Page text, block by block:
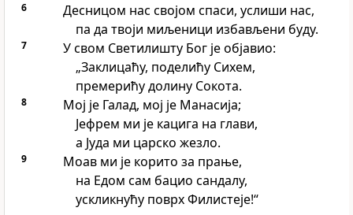
6
Десницом нас својом спаси, услиши нас,
па да твоји миљеници избављени буду.
7
У свом Светилишту Бог је објавио:
„Заклицаћу, поделићу Сихем,
премерићу долину Сокота.
8
Мој је Галад, мој је Манасија;
Јефрем ми је кацига на глави,
а Јуда ми царско жезло.
9
Моав ми је корито за прање,
на Едом сам бацио сандалу,
ускликнућу поврх Филистеје!“